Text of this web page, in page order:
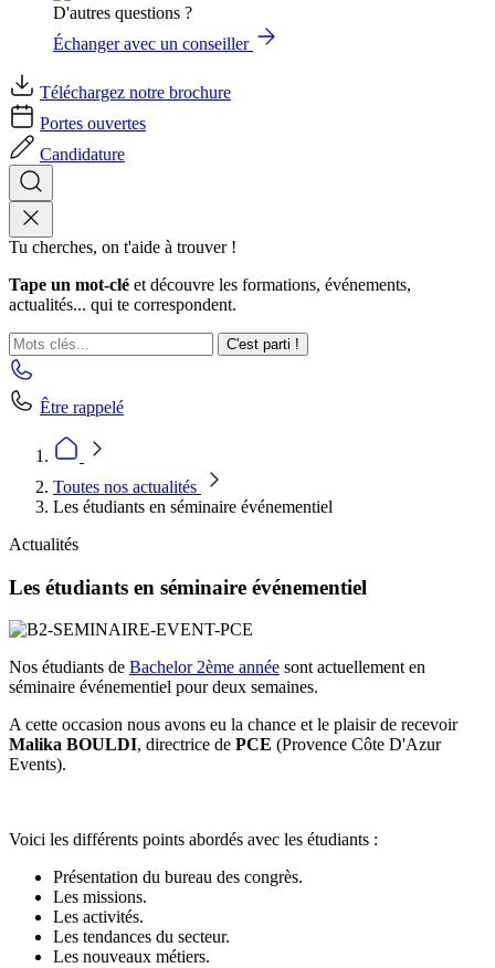
D'autres questions ?
Échanger avec un conseiller
Téléchargez notre brochure
Portes ouvertes
Candidature
Tu cherches, on t'aide à trouver !
Tape un mot-clé et découvre les formations, événements,
actualités... qui te correspondent.
C'est parti !
Être rappelé
Toutes nos actualités
Les étudiants en séminaire événementiel
Actualités
Les étudiants en séminaire événementiel
Nos étudiants de Bachelor 2ème année sont actuellement en
séminaire événementiel pour deux semaines.
A cette occasion nous avons eu la chance et le plaisir de recevoir
Malika BOULDI, directrice de PCE (Provence Côte D'Azur
Events).
Voici les différents points abordés avec les étudiants :
Présentation du bureau des congrès.
Les missions.
Les activités.
Les tendances du secteur.
Les nouveaux métiers.